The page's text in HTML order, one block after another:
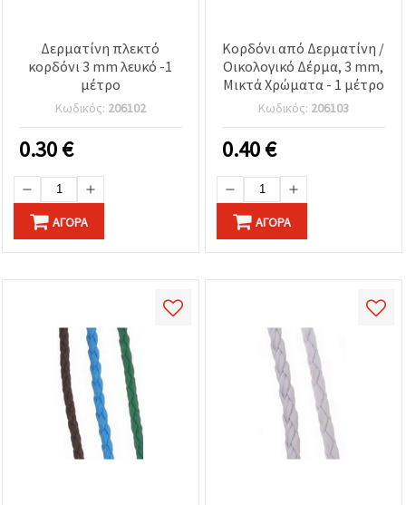
Δερματίνη πλεκτό
κορδόνι 3 mm λευκό -1
μέτρο
Κωδικός: 206102
0.30€
ΑΓΟΡΆ
Κορδόνι από Δερματίνη /
Οικολογικό Δέρμα, 3 mm,
Μικτά Χρώματα - 1 μέτρο
Κωδικός: 206103
0.40€
ΑΓΟΡΆ